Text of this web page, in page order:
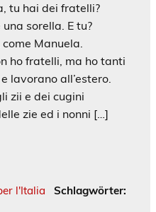
tu hai dei fratelli?
sorella. E tu?
Manuela.
ho fratelli, ma ho tanti
lavorano all’estero.
zii e dei cugini
zie ed i nonni […]
l'Italia
Schlagwörter: